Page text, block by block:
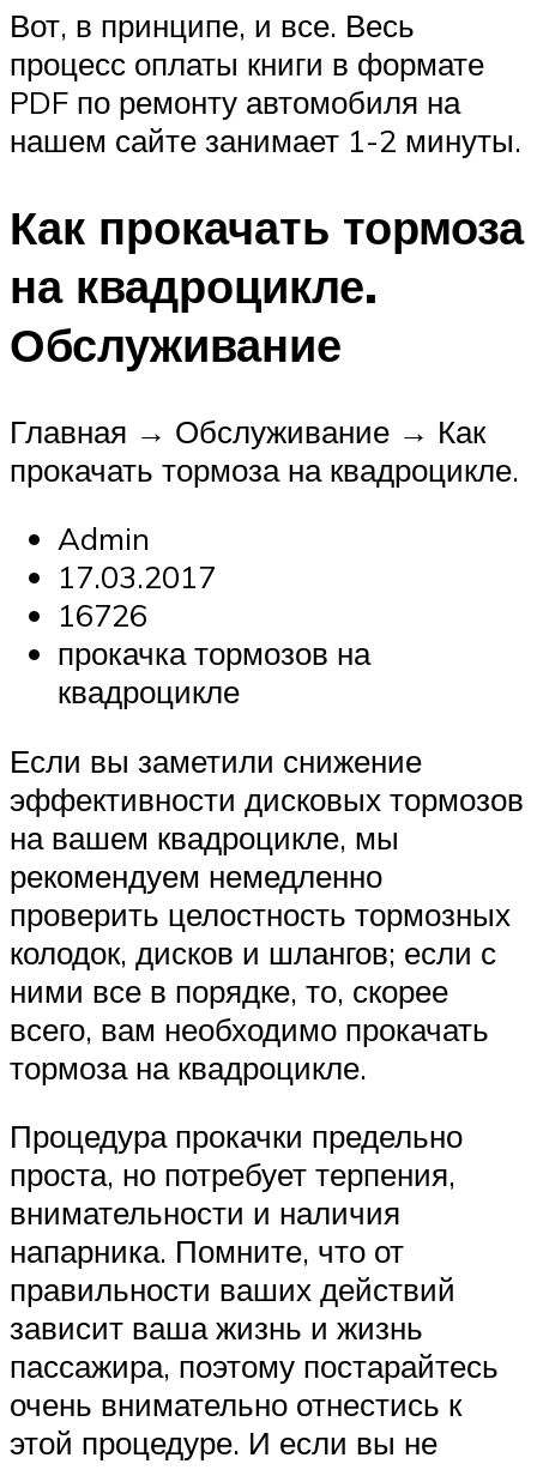
Вот, в принципе, и все. Весь
процесс оплаты книги в формате
PDF по ремонту автомобиля на
нашем сайте занимает 1-2 минуты.
Как прокачать тормоза
на квадроцикле.
Обслуживание
Главная → Обслуживание → Как
прокачать тормоза на квадроцикле.
Admin
17.03.2017
16726
прокачка тормозов на
квадроцикле
Если вы заметили снижение
эффективности дисковых тормозов
на вашем квадроцикле, мы
рекомендуем немедленно
проверить целостность тормозных
колодок, дисков и шлангов; если с
ними все в порядке, то, скорее
всего, вам необходимо прокачать
тормоза на квадроцикле.
Процедура прокачки предельно
проста, но потребует терпения,
внимательности и наличия
напарника. Помните, что от
правильности ваших действий
зависит ваша жизнь и жизнь
пассажира, поэтому постарайтесь
очень внимательно отнестись к
этой процедуре. И если вы не